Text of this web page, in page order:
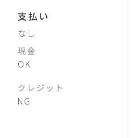
支払い
なし
現金
OK
クレジット
NG